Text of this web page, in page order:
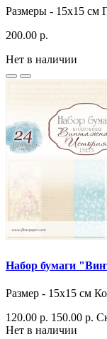
Размеры - 15х15 см
200.00 р.
Нет в наличии
Набор бумаги
Размер - 15х15 см
120.00 р. 150.00 р.
Нет в наличии